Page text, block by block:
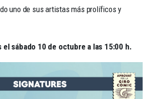
uno de sus artistas más prolíficos y
el sábado 10 de octubre a las 15:00 h.